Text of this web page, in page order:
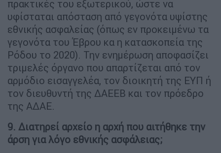
πρακτικές του εξωτερικού, ώστε να
υφίσταται απόσταση από γεγονότα υψίστης
εθνικής ασφαλείας (όπως εν προκειμένω τα
γεγονότα του Έβρου κα η κατασκοπεία της
Ρόδου το 2020). Την ενημέρωση αποφασίζει
τριμελές όργανο που απαρτίζεται από τον
αρμόδιο εισαγγελέα, τον διοικητή της ΕΥΠ ή
τον διευθυντή της ΔΑΕΕΒ και τον πρόεδρο
της ΑΔΑΕ.
9. Διατηρεί αρχείο η αρχή που αιτήθηκε την
άρση για λόγο εθνικής ασφάλειας;